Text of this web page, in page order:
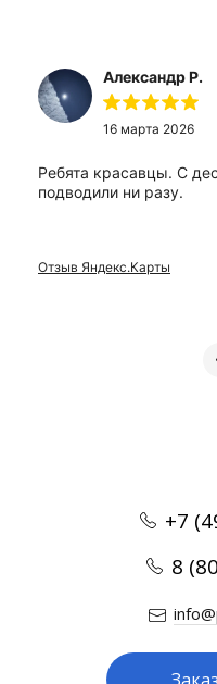
Александр Р.
16 марта 2026
Ребята красавцы. С
подводили ни разу.
Отзыв Яндекс.Карты
+7
8